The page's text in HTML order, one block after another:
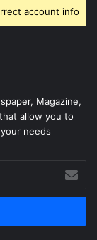
account info.
Magazine,
allow you to
needs.
بريدك
الإلكتروني